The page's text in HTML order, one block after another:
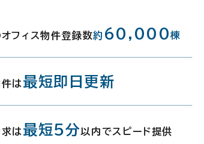
4地区）
2026年
（主要6地区）
2026年
フィス物件登録数約 60,000棟
は 最短即日更新
は 最短5分 以内でスピード提供